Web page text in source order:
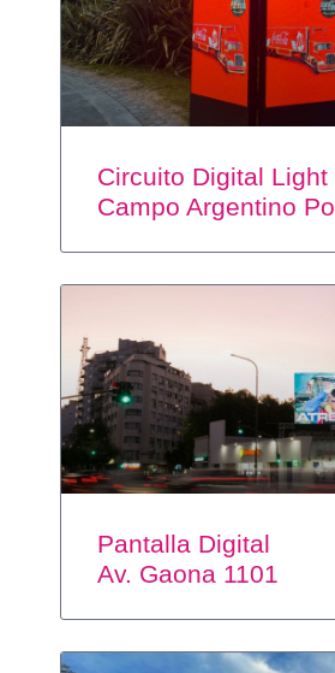
Circuito Digital Light
Campo Argentino
Pantalla Digital
Av. Gaona 1101